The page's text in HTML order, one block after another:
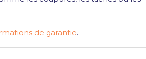
de garantie.